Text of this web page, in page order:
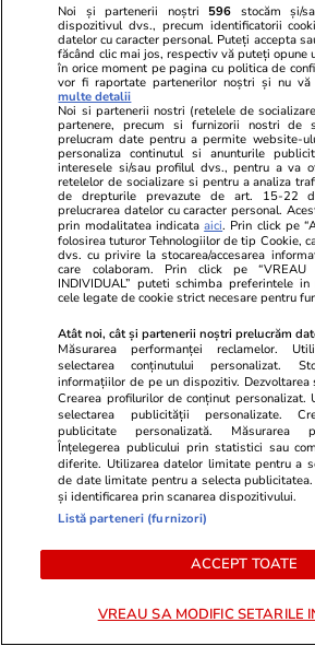
Regimul Dan + Bolojan +
Grindeanu + Fritz, mai nociv
pentru România decât regimul
Iohannis + Ciolacu + Ciucă?
Fatalismul mioritic e o etapă
sau un blestem? Câteva note
despre presupusa psihologie a
poporului român
Statul român are restanță: Cum
ne prăbușim competitivitatea și
siguranța națională prin
abandonul educației
Noi și partenerii noștri 596 stocăm și/
dispozitivul dvs., precum identificatorii
datelor cu caracter personal. Puteți accepta
făcând clic mai jos, respectiv vă puteți
în orice moment pe pagina cu politica de
vor fi raportate partenerilor noștri și nu vă
multe detalii
Noi si partenerii nostri (retelele de
partenere, precum si furnizorii nostri de
prelucram date pentru a permite website-
personaliza continutul si anunturile
interesele si/sau profilul dvs., pentru a va
retelelor de socializare si pentru a analiza
de drepturile prevazute de art. 15-22
prelucrarea datelor cu caracter personal.
prin modalitatea indicataaici. Prin click pe
folosirea tuturor Tehnologiilor de tip Cookie,
dvs. cu privire la stocarea/accesarea
care colaboram. Prin click pe “VREAU
INDIVIDUAL” puteti schimba preferintele
cele legate de cookie strict necesare pentru
Atât noi, cât și partenerii noștri prelucrăm
Măsurarea performanței reclamelor.
selectarea conținutului personalizat.
informațiilor de pe un dispozitiv.
Crearea profilurilor de conținut personalizat.
selectarea publicității personalizate.
publicitate personalizată. Măsurarea
Înțelegerea publicului prin statistici sau
diferite. Utilizarea datelor limitate pentru a
de date limitate pentru a selecta
și identificarea prin scanarea dispozitivului.
Listă parteneri (furnizori)
ACCEPT TOATE
VREAU SA MODIFIC SETARILE